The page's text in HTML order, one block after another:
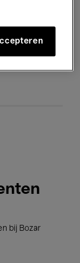
bij Bozar